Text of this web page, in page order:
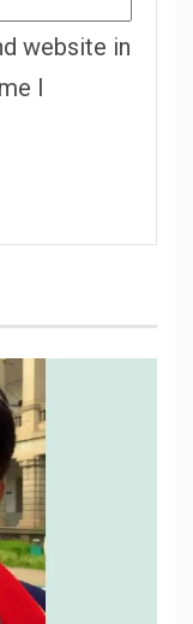
website in
I